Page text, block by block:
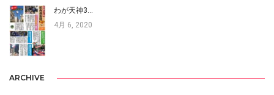
わが天神3…
4月 6, 2020
ARCHIVE